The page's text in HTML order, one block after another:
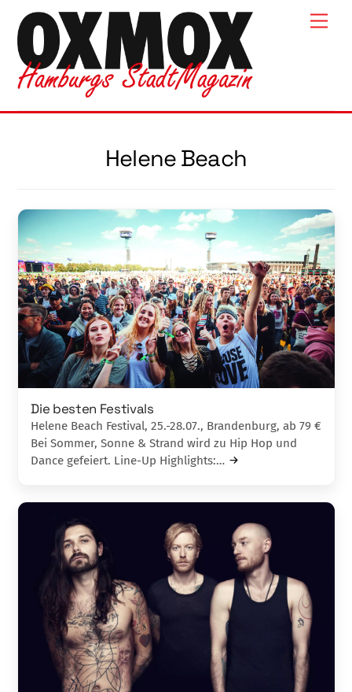
content
Helene Beach
Die besten Festivals
Helene Beach Festival, 25.-28.07., Brandenburg, ab 79 €
Bei Sommer, Sonne & Strand wird zu Hip Hop und
Dance gefeiert. Line-Up Highlights:…